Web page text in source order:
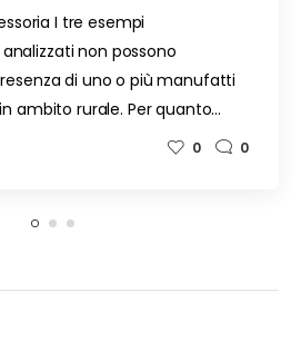
I tre esempi
non possono
di uno o più manufatti
ambito rurale. Per quanto…
0 0